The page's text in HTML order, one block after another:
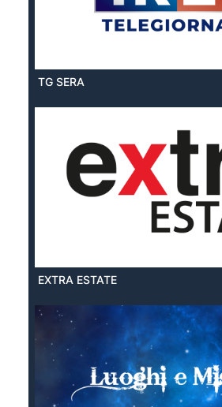
TG SERA
EXTRA ESTATE